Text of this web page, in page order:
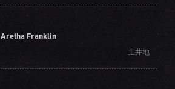
Aretha Franklin
土井地